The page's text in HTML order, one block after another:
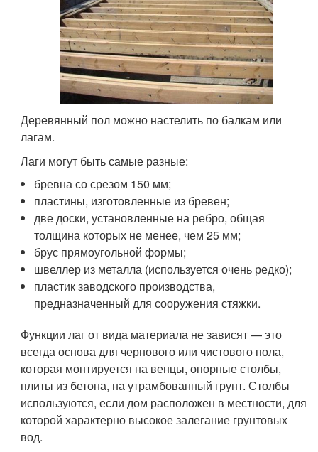
Деревянный пол можно настелить по балкам или
лагам.
Лаги могут быть самые разные:
бревна со срезом 150 мм;
пластины, изготовленные из бревен;
две доски, установленные на ребро, общая
толщина которых не менее, чем 25 мм;
брус прямоугольной формы;
швеллер из металла (используется очень редко);
пластик заводского производства,
предназначенный для сооружения стяжки.
Функции лаг от вида материала не зависят — это
всегда основа для чернового или чистового пола,
которая монтируется на венцы, опорные столбы,
плиты из бетона, на утрамбованный грунт. Столбы
используются, если дом расположен в местности, для
которой характерно высокое залегание грунтовых
вод.